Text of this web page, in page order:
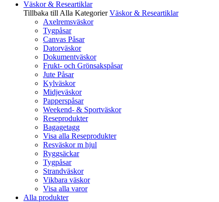
Väskor & Researtiklar
Tillbaka till Alla Kategorier Väskor & Researtiklar
Axelremsväskor
Tygpåsar
Canvas Påsar
Datorväskor
Dokumentväskor
Frukt- och Grönsakspåsar
Jute Påsar
Kylväskor
Midjeväskor
Papperspåsar
Weekend- & Sportväskor
Reseprodukter
Bagagetagg
Visa alla Reseprodukter
Resväskor m hjul
Ryggsäckar
Tygpåsar
Strandväskor
Vikbara väskor
Visa alla varor
Alla produkter